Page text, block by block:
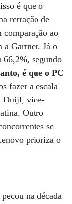
é que o
retração de
comparação ao
a Gartner. Já o
66,2%, segundo
é que o PC
fazer a escala
Duijl, vice-
Outro
se
prioriza o
na década